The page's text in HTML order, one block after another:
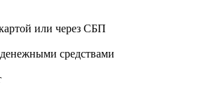
или через СБП
средствами